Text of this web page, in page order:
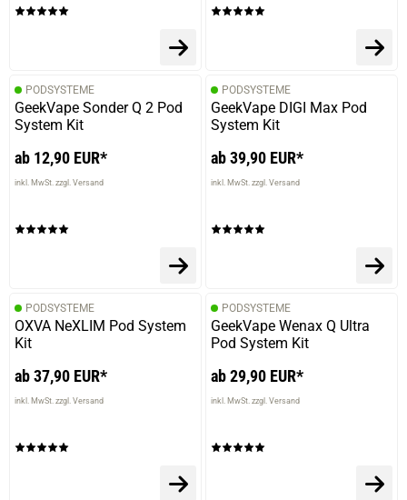
PODSYSTEME
GeekVape Sonder Q 2 Pod
System Kit
ab 12,90 EUR*
inkl. MwSt. zzgl. Versand
PODSYSTEME
GeekVape DIGI Max Pod
System Kit
ab 39,90 EUR*
inkl. MwSt. zzgl. Versand
PODSYSTEME
OXVA NeXLIM Pod System
Kit
ab 37,90 EUR*
inkl. MwSt. zzgl. Versand
PODSYSTEME
GeekVape Wenax Q Ultra
Pod System Kit
ab 29,90 EUR*
inkl. MwSt. zzgl. Versand